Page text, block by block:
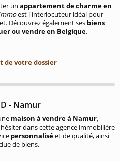
un appartement de charme en
est l'interlocuteur idéal pour
Découvrez également ses biens
ou vendre en Belgique.
de votre dossier
- Namur
maison à vendre à Namur,
dans cette agence immobilière
personnaliséet de qualité, ainsi
de biens.